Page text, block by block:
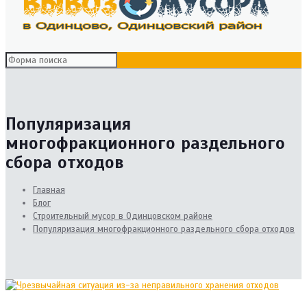
Популяризация
многофракционного раздельного
сбора отходов
Главная
Блог
Cтроительный мусор в Одинцовском районе
Популяризация многофракционного раздельного сбора отходов